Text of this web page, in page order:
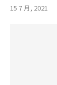
15 7 月, 2021